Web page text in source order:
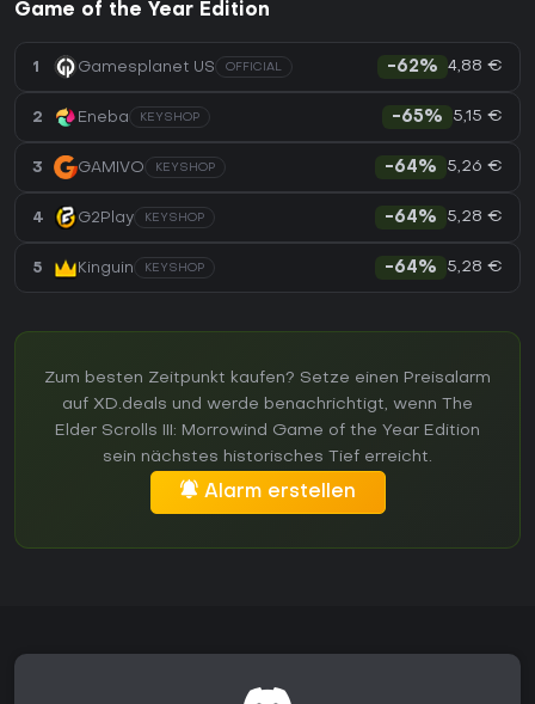
Game of the Year Edition
1 Gamesplanet US OFFICIAL -62% 4,88 €
2 Eneba KEYSHOP -65% 5,15 €
3 GAMIVO KEYSHOP -64% 5,26 €
4 G2Play KEYSHOP -64% 5,28 €
5 Kinguin KEYSHOP -64% 5,28 €
Zum besten Zeitpunkt kaufen? Setze einen Preisalarm
auf XD.deals und werde benachrichtigt, wenn The
Elder Scrolls III: Morrowind Game of the Year Edition
sein nächstes historisches Tief erreicht.
Alarm erstellen